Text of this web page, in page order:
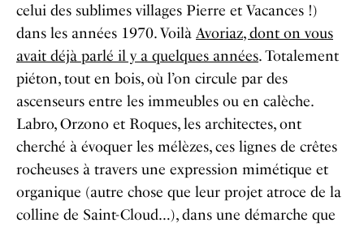
celui des sublimes villages Pierre et Vacances !)
dans les années 1970. Voilà Avoriaz, dont on vous
avait déjà parlé il y a quelques années. Totalement
piéton, tout en bois, où l’on circule par des
ascenseurs entre les immeubles ou en calèche.
Labro, Orzono et Roques, les architectes, ont
cherché à évoquer les mélèzes, ces lignes de crêtes
rocheuses à travers une expression mimétique et
organique (autre chose que leur projet atroce de la
colline de Saint-Cloud…), dans une démarche que